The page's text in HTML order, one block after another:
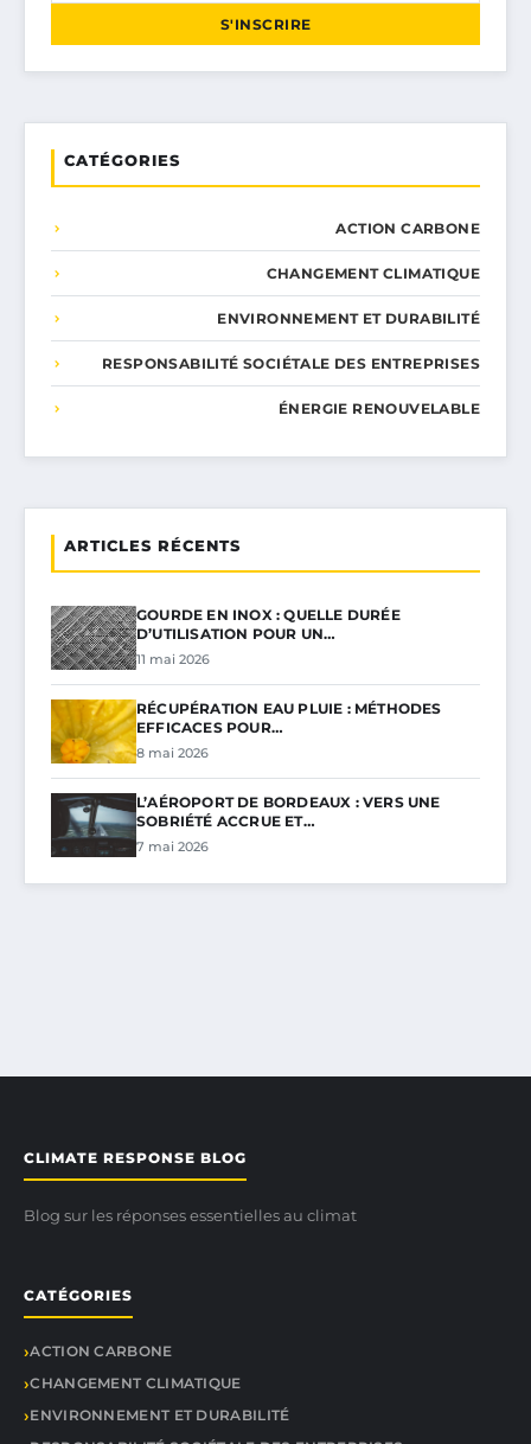
S'INSCRIRE
CATÉGORIES
ACTION CARBONE
CHANGEMENT CLIMATIQUE
ENVIRONNEMENT ET DURABILITÉ
RESPONSABILITÉ SOCIÉTALE DES ENTREPRISES
ÉNERGIE RENOUVELABLE
ARTICLES RÉCENTS
GOURDE EN INOX : QUELLE DURÉE
D’UTILISATION POUR UN…
11 mai 2026
RÉCUPÉRATION EAU PLUIE : MÉTHODES
EFFICACES POUR…
8 mai 2026
L’AÉROPORT DE BORDEAUX : VERS UNE
SOBRIÉTÉ ACCRUE ET…
7 mai 2026
CLIMATE RESPONSE BLOG
Blog sur les réponses essentielles au climat
CATÉGORIES
ACTION CARBONE
CHANGEMENT CLIMATIQUE
ENVIRONNEMENT ET DURABILITÉ